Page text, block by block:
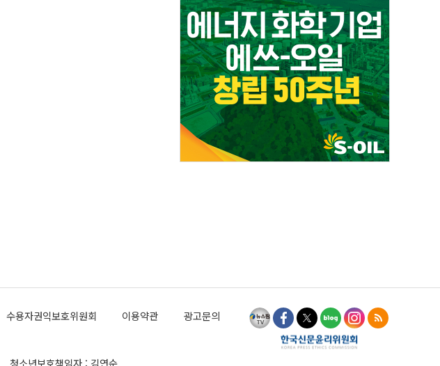
수용자권익보호위원회 이용약관 광고문의
청소년보호책임자 : 김연순